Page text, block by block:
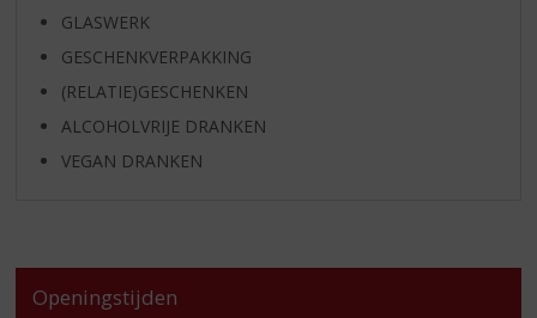
GLASWERK
GESCHENKVERPAKKING
(RELATIE)GESCHENKEN
ALCOHOLVRIJE DRANKEN
VEGAN DRANKEN
Openingstijden